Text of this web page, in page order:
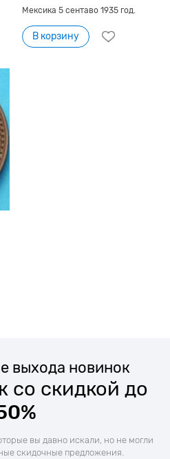
Мексика 5 сентаво 1935 год.
В корзину
выхода новинок
со скидкой до
вы давно искали, но не могли
скидочные предложения.